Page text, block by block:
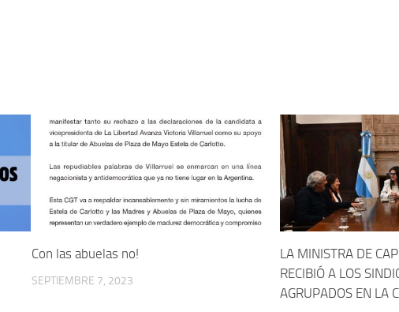
Con las abuelas no!
SEPTIEMBRE 7, 2023
LA MINISTRA DE
RECIBIÓ A LOS
AGRUPADOS EN LA